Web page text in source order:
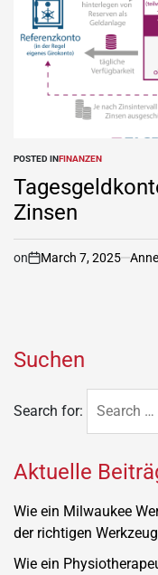
POSTED INFINANZEN
Zinsen
on March 7, 2025
Suchen
Search for:
Aktuelle
Wie ein Milwaukee
der richtigen
Wie ein